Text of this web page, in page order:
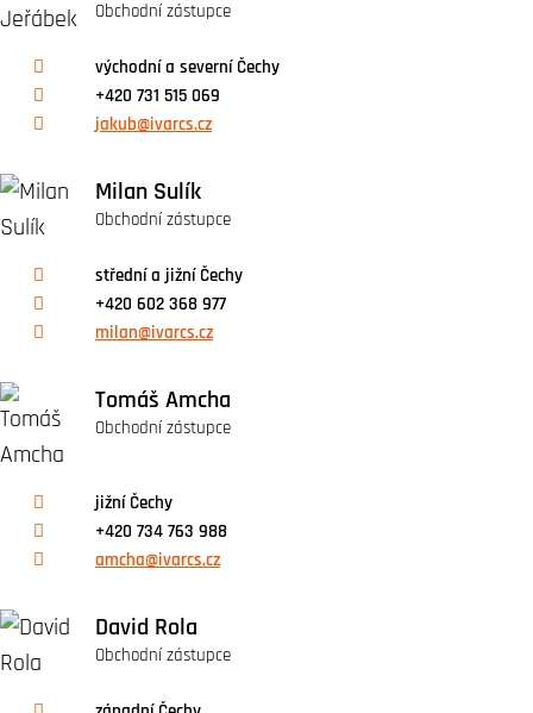
Obchodní zástupce
východní a severní Čechy
+420 731 515 069
jakub@ivarcs.cz
Milan Sulík
Obchodní zástupce
střední a jižní Čechy
+420 602 368 977
milan@ivarcs.cz
Tomáš Amcha
Obchodní zástupce
jižní Čechy
+420 734 763 988
amcha@ivarcs.cz
David Rola
Obchodní zástupce